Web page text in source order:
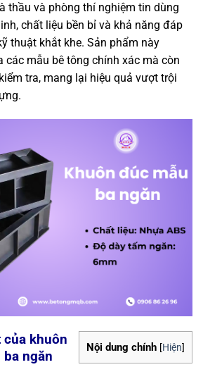
thầu và phòng thí nghiệm tin dùng
chất liệu bền bỉ và khả năng đáp
thuật khắt khe. Sản phẩm này
các mẫu bê tông chính xác mà còn
tra, mang lại hiệu quả vượt trội
Nội dung chính [Hiện]
khuôn
ngăn